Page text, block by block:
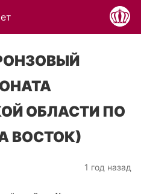
ОБЛАСТИ ПО
ВОСТОК)
1 год назад